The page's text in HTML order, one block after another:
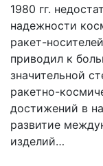
1980 гг.
надежности
ракет-
приводил к
значительной
ракетно-
достижений в
развитие
изделий…